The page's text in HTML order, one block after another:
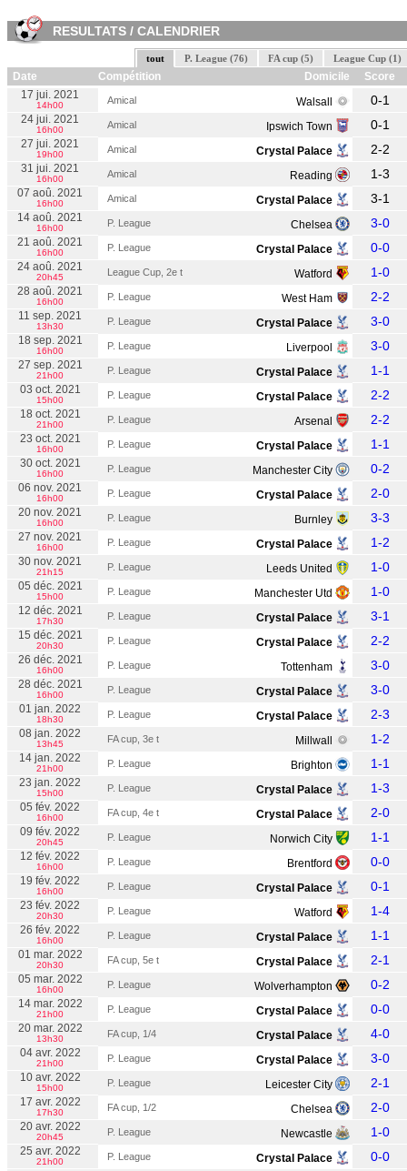
RESULTATS / CALENDRIER
tout P. League (76) FA cup (5) League Cup (1)
Date Compétition Domicile
Score
17 jui. 2021
14h00 Amical Walsall 0-1
24 jui. 2021
16h00 Amical Ipswich Town 0-1
27 jui. 2021
19h00 Amical Crystal Palace 2-2
31 jui. 2021
16h00 Amical Reading 1-3
07 aoû. 2021
16h00 Amical Crystal Palace 3-1
14 aoû. 2021
16h00 P. League Chelsea 3-0
21 aoû. 2021
16h00 P. League Crystal Palace 0-0
24 aoû. 2021
20h45 League Cup, 2e t Watford 1-0
28 aoû. 2021
16h00 P. League West Ham 2-2
11 sep. 2021
13h30 P. League Crystal Palace 3-0
18 sep. 2021
16h00 P. League Liverpool 3-0
27 sep. 2021
21h00 P. League Crystal Palace 1-1
03 oct. 2021
15h00 P. League Crystal Palace 2-2
18 oct. 2021
21h00 P. League Arsenal 2-2
23 oct. 2021
16h00 P. League Crystal Palace 1-1
30 oct. 2021
16h00 P. League Manchester City 0-2
06 nov. 2021
16h00 P. League Crystal Palace 2-0
20 nov. 2021
16h00 P. League Burnley 3-3
27 nov. 2021
16h00 P. League Crystal Palace 1-2
30 nov. 2021
21h15 P. League Leeds United 1-0
05 déc. 2021
15h00 P. League Manchester Utd 1-0
12 déc. 2021
17h30 P. League Crystal Palace 3-1
15 déc. 2021
20h30 P. League Crystal Palace 2-2
26 déc. 2021
16h00 P. League Tottenham 3-0
28 déc. 2021
16h00 P. League Crystal Palace 3-0
01 jan. 2022
18h30 P. League Crystal Palace 2-3
08 jan. 2022
13h45 FA cup, 3e t Millwall 1-2
14 jan. 2022
21h00 P. League Brighton 1-1
23 jan. 2022
15h00 P. League Crystal Palace 1-3
05 fév. 2022
16h00 FA cup, 4e t Crystal Palace 2-0
09 fév. 2022
20h45 P. League Norwich City 1-1
12 fév. 2022
16h00 P. League Brentford 0-0
19 fév. 2022
16h00 P. League Crystal Palace 0-1
23 fév. 2022
20h30 P. League Watford 1-4
26 fév. 2022
16h00 P. League Crystal Palace 1-1
01 mar. 2022
20h30 FA cup, 5e t Crystal Palace 2-1
05 mar. 2022
16h00 P. League Wolverhampton 0-2
14 mar. 2022
21h00 P. League Crystal Palace 0-0
20 mar. 2022
13h30 FA cup, 1/4 Crystal Palace 4-0
04 avr. 2022
21h00 P. League Crystal Palace 3-0
10 avr. 2022
15h00 P. League Leicester City 2-1
17 avr. 2022
17h30 FA cup, 1/2 Chelsea 2-0
20 avr. 2022
20h45 P. League Newcastle 1-0
25 avr. 2022
21h00 P. League Crystal Palace 0-0